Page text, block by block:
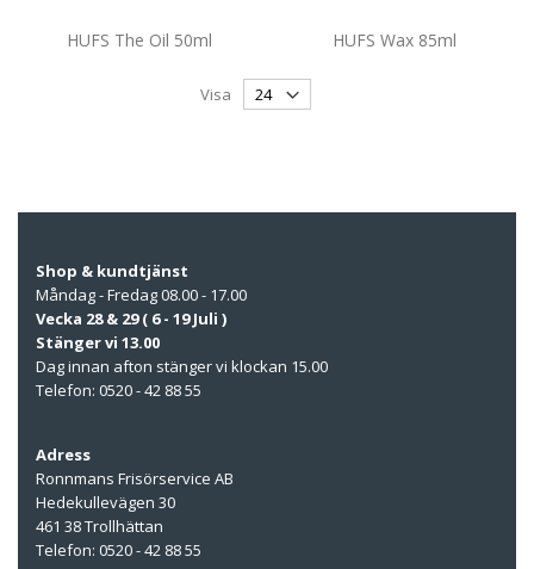
HUFS The Oil 50ml HUFS Wax 85ml
Visa
Shop & kundtjänst
Måndag - Fredag 08.00 - 17.00
Vecka 28 & 29 ( 6 - 19 Juli )
Stänger vi 13.00
Dag innan afton stänger vi klockan 15.00
Telefon: 0520 - 42 88 55
Adress
Ronnmans Frisörservice AB
Hedekullevägen 30
461 38 Trollhättan
Telefon: 0520 - 42 88 55